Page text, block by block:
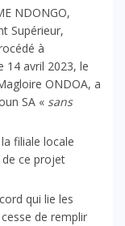
NDONGO,
Supérieur,
à
14 avril 2023, le
ONDOA, a
SA « sans
filiale locale
ce projet
qui lie les
de remplir